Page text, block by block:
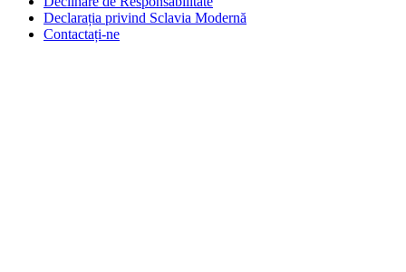
Declarația privind Sclavia Modernă
Contactați-ne